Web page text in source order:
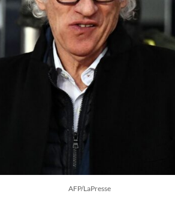
AFP/LaPresse